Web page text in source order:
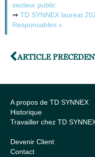
secteur public
⇒ TD SYNNEX lauréat
Responsables »
ARTICLE
A propos de TD SYNNEX
Historique
Travailler chez TD
Devenir Client
Contact